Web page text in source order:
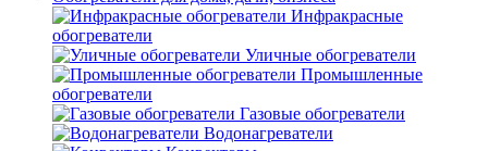
Инфракрасные
обогреватели
Уличные обогреватели
Промышленные
обогреватели
Газовые обогреватели
Водонагреватели